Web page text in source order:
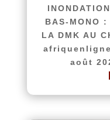
BAS-MONO :
LA DMK AU
août